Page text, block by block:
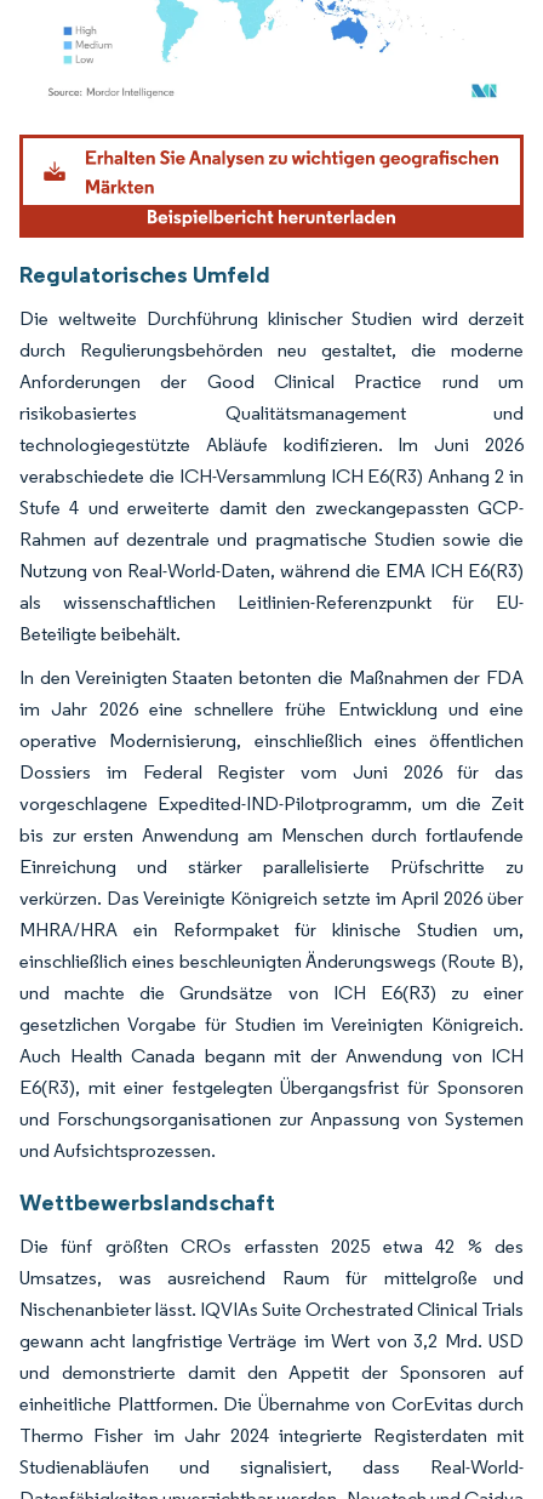
Bild © Mordor Intelligence. Wiederverwendung erfordert Namensnennung gemäß
Regulatorisches Umfeld
Die weltweite Durchführung klinischer Studien wird derzeit
durch Regulierungsbehörden neu gestaltet, die moderne
Anforderungen der Good Clinical Practice rund um
risikobasiertes Qualitätsmanagement und
technologiegestützte Abläufe kodifizieren. Im Juni 2026
verabschiedete die ICH-Versammlung ICH E6(R3) Anhang 2 in
Stufe 4 und erweiterte damit den zweckangepassten GCP-
Rahmen auf dezentrale und pragmatische Studien sowie die
Nutzung von Real-World-Daten, während die EMA ICH E6(R3)
als wissenschaftlichen Leitlinien-Referenzpunkt für EU-
Beteiligte beibehält.
In den Vereinigten Staaten betonten die Maßnahmen der FDA
im Jahr 2026 eine schnellere frühe Entwicklung und eine
operative Modernisierung, einschließlich eines öffentlichen
Dossiers im Federal Register vom Juni 2026 für das
vorgeschlagene Expedited-IND-Pilotprogramm, um die Zeit
bis zur ersten Anwendung am Menschen durch fortlaufende
Einreichung und stärker parallelisierte Prüfschritte zu
verkürzen. Das Vereinigte Königreich setzte im April 2026 über
MHRA/HRA ein Reformpaket für klinische Studien um,
einschließlich eines beschleunigten Änderungswegs (Route B),
und machte die Grundsätze von ICH E6(R3) zu einer
gesetzlichen Vorgabe für Studien im Vereinigten Königreich.
Auch Health Canada begann mit der Anwendung von ICH
E6(R3), mit einer festgelegten Übergangsfrist für Sponsoren
und Forschungsorganisationen zur Anpassung von Systemen
und Aufsichtsprozessen.
Wettbewerbslandschaft
Die fünf größten CROs erfassten 2025 etwa 42 % des
Umsatzes, was ausreichend Raum für mittelgroße und
Nischenanbieter lässt. IQVIAs Suite Orchestrated Clinical Trials
gewann acht langfristige Verträge im Wert von 3,2 Mrd. USD
und demonstrierte damit den Appetit der Sponsoren auf
einheitliche Plattformen. Die Übernahme von CorEvitas durch
Thermo Fisher im Jahr 2024 integrierte Registerdaten mit
Studienabläufen und signalisiert, dass Real-World-